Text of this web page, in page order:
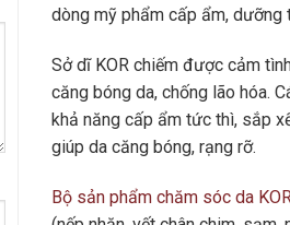
dòng mỹ phẩm cấp ẩm, dưỡng
Sở dĩ KOR chiếm được cảm
căng bóng da, chống lão hóa.
khả năng cấp ẩm tức thì, sắp
giúp da căng bóng, rạng rỡ.
Bộ sản phẩm chăm sóc da KOR